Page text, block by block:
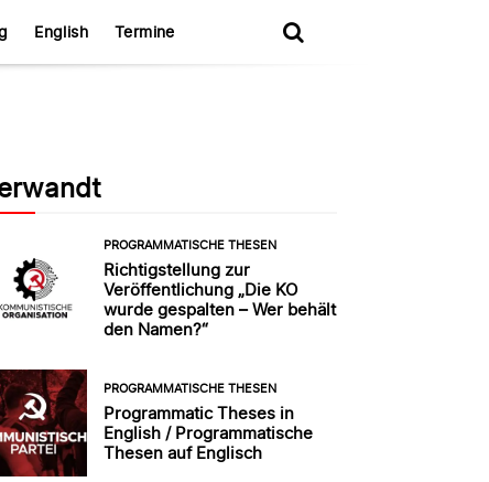
English Termine
PROGRAMMATISCHE THESEN
Richtigstellung zur
Veröffentlichung „Die KO
wurde gespalten – Wer behält
den Namen?“
PROGRAMMATISCHE THESEN
Programmatic Theses in
English / Programmatische
Thesen auf Englisch